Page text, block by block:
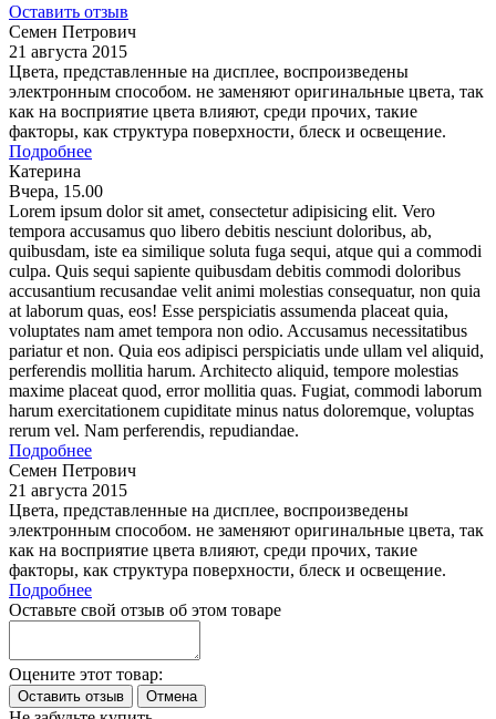
Оставить отзыв
Семен Петрович
21 августа 2015
Цвета, представленные на дисплее, воспроизведены
электронным способом. не заменяют оригинальные цвета, так
как на восприятие цвета влияют, среди прочих, такие
факторы, как структура поверхности, блеск и освещение.
Подробнее
Катерина
Вчера, 15.00
Lorem ipsum dolor sit amet, consectetur adipisicing elit. Vero
tempora accusamus quo libero debitis nesciunt doloribus, ab,
quibusdam, iste ea similique soluta fuga sequi, atque qui a commodi
culpa. Quis sequi sapiente quibusdam debitis commodi doloribus
accusantium recusandae velit animi molestias consequatur, non quia
at laborum quas, eos! Esse perspiciatis assumenda placeat quia,
voluptates nam amet tempora non odio. Accusamus necessitatibus
pariatur et non. Quia eos adipisci perspiciatis unde ullam vel aliquid,
perferendis mollitia harum. Architecto aliquid, tempore molestias
maxime placeat quod, error mollitia quas. Fugiat, commodi laborum
harum exercitationem cupiditate minus natus doloremque, voluptas
rerum vel. Nam perferendis, repudiandae.
Подробнее
Семен Петрович
21 августа 2015
Цвета, представленные на дисплее, воспроизведены
электронным способом. не заменяют оригинальные цвета, так
как на восприятие цвета влияют, среди прочих, такие
факторы, как структура поверхности, блеск и освещение.
Подробнее
Оставьте свой отзыв об этом товаре
Оцените этот товар: